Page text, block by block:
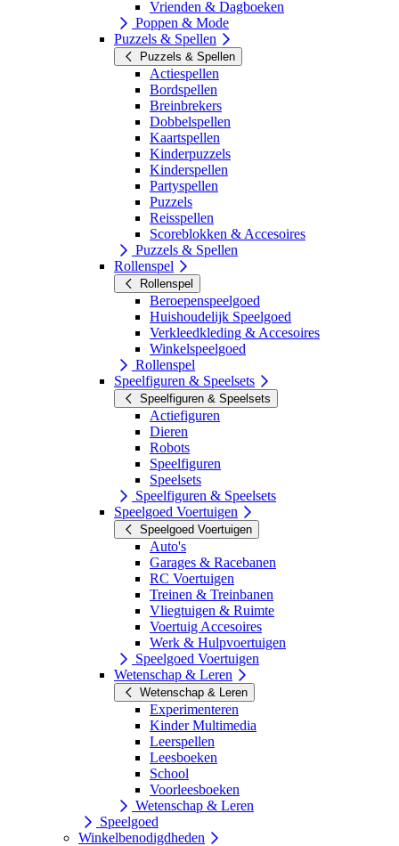
Vrienden & Dagboeken
Poppen & Mode
Puzzels & Spellen
Puzzels & Spellen
Actiespellen
Bordspellen
Breinbrekers
Dobbelspellen
Kaartspellen
Kinderpuzzels
Kinderspellen
Partyspellen
Puzzels
Reisspellen
Scoreblokken & Accesoires
Puzzels & Spellen
Rollenspel
Rollenspel
Beroepenspeelgoed
Huishoudelijk Speelgoed
Verkleedkleding & Accesoires
Winkelspeelgoed
Rollenspel
Speelfiguren & Speelsets
Speelfiguren & Speelsets
Actiefiguren
Dieren
Robots
Speelfiguren
Speelsets
Speelfiguren & Speelsets
Speelgoed Voertuigen
Speelgoed Voertuigen
Auto's
Garages & Racebanen
RC Voertuigen
Treinen & Treinbanen
Vliegtuigen & Ruimte
Voertuig Accesoires
Werk & Hulpvoertuigen
Speelgoed Voertuigen
Wetenschap & Leren
Wetenschap & Leren
Experimenteren
Kinder Multimedia
Leerspellen
Leesboeken
School
Voorleesboeken
Wetenschap & Leren
Speelgoed
Winkelbenodigdheden